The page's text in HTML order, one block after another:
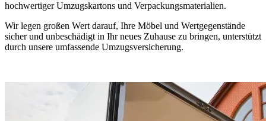
hochwertiger Umzugskartons und Verpackungsmaterialien.
Wir legen großen Wert darauf, Ihre Möbel und Wertgegenstände
sicher und unbeschädigt in Ihr neues Zuhause zu bringen, unterstützt
durch unsere umfassende Umzugsversicherung.